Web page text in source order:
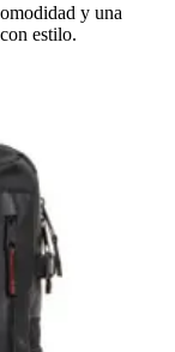
y una
estilo.